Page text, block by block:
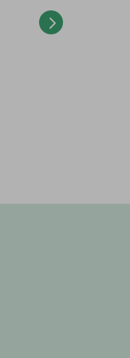
“Ciò che
questo vorrei
che da tempo
nata una rete